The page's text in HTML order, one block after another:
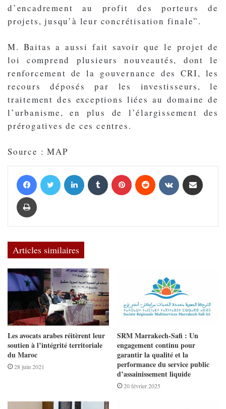
d’encadrement au profit des porteurs de
projets, jusqu’à leur concrétisation finale”.
M. Baitas a aussi fait savoir que le projet de
loi comprend plusieurs nouveautés, dont le
renforcement de la gouvernance des CRI, les
recours déposés par les investisseurs, le
traitement des exceptions liées au domaine de
l’urbanisme, en plus de l’élargissement des
prérogatives de ces centres.
Source : MAP
Articles similaires
Les avocats arabes réitèrent leur
soutien à l’intégrité territoriale
du Maroc
28 juin 2021
SRM Marrakech-Safi : Un
engagement continu pour
garantir la qualité et la
performance du service public
d’assainissement liquide
20 février 2025